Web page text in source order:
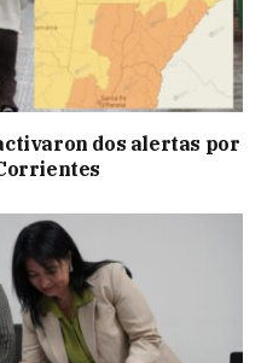
dos alertas por